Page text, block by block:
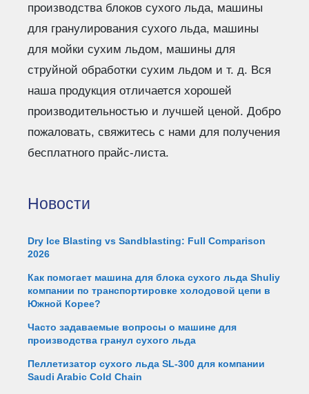
производства блоков сухого льда, машины
для гранулирования сухого льда, машины
для мойки сухим льдом, машины для
струйной обработки сухим льдом и т. д. Вся
наша продукция отличается хорошей
производительностью и лучшей ценой. Добро
пожаловать, свяжитесь с нами для получения
бесплатного прайс-листа.
Новости
Dry Ice Blasting vs Sandblasting: Full Comparison
2026
Как помогает машина для блока сухого льда Shuliy
компании по транспортировке холодовой цепи в
Южной Корее?
Часто задаваемые вопросы о машине для
производства гранул сухого льда
Пеллетизатор сухого льда SL-300 для компании
Saudi Arabic Cold Chain